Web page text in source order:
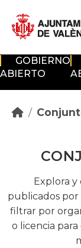
GOBIERNO
ABIERTO
Explora y
publicados por
filtrar por
o licencia